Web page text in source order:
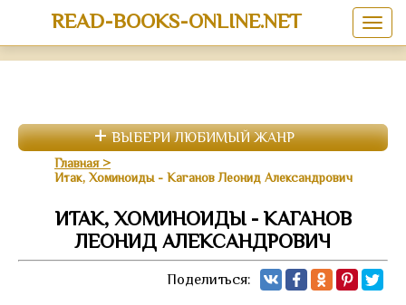
READ-BOOKS-ONLINE.NET
ВЫБЕРИ ЛЮБИМЫЙ ЖАНР
Главная
Итак, Хоминоиды - Каганов Леонид Александрович
ИТАК, ХОМИНОИДЫ - КАГАНОВ
ЛЕОНИД АЛЕКСАНДРОВИЧ
Поделиться: